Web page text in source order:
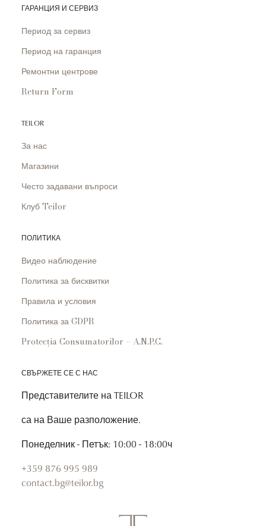
ГАРАНЦИЯ И СЕРВИЗ
Период за сервиз
Период на гаранция
Ремонтни центрове
Return Form
TEILOR
За нас
Магазини
Често задавани въпроси
Клуб Teilor
ПОЛИТИКА
Видео наблюдение
Политика за бисквитки
Правила и условия
Политика за GDPR
Protecția Consumatorilor – A.N.P.C.
СВЪРЖЕТЕ СЕ С НАС
Представителите на TEILOR
са на Ваше разположение.
Понеделник - Петък: 10:00 - 18:00ч
+359 876 995 989
contact.bg@teilor.bg